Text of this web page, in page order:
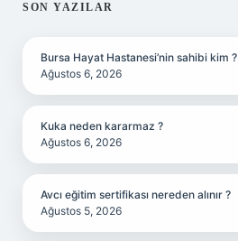
SIDEBAR
SON YAZILAR
Bursa Hayat Hastanesi’nin sahibi kim ?
Ağustos 6, 2026
Kuka neden kararmaz ?
Ağustos 6, 2026
Avcı eğitim sertifikası nereden alınır ?
Ağustos 5, 2026